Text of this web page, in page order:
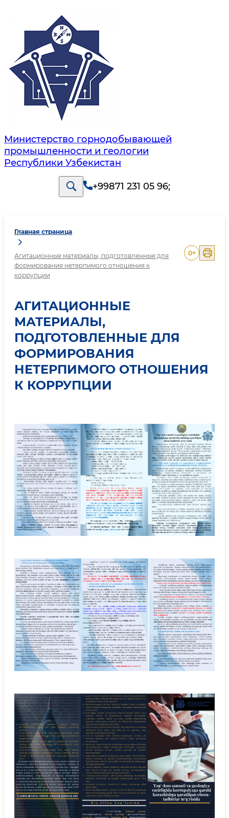
Министерство горнодобывающей
промышленности и геологии
Республики Узбекистан
+99871 231 05 96;
Главная страница
формирования нетерпимого отношения к
коррупции
АГИТАЦИОННЫЕ
МАТЕРИАЛЫ,
ПОДГОТОВЛЕННЫЕ ДЛЯ
ФОРМИРОВАНИЯ
К КОРРУПЦИИ